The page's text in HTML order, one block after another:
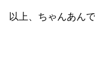
以上、ちゃんあんで